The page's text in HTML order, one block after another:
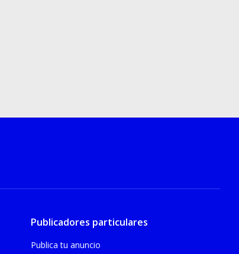
Publicadores particulares
Publica tu anuncio